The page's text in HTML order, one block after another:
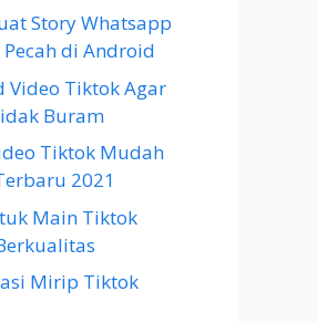
Story Whatsapp
di Android
Video Tiktok Agar
Buram
Tiktok Mudah
2021
Main Tiktok
Mirip Tiktok